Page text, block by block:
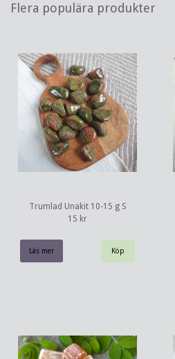
Flera populära produkter
Trumlad Unakit 10-15 g S
15 kr
Läs mer